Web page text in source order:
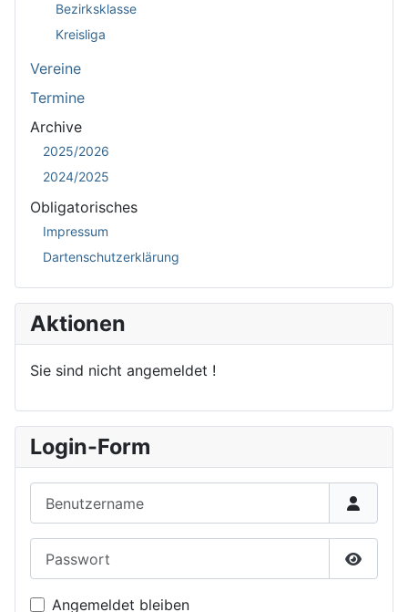
Bezirksklasse
Kreisliga
Vereine
Termine
Archive
2025/2026
2024/2025
Obligatorisches
Impressum
Dartenschutzerklärung
Aktionen
Sie sind nicht angemeldet !
Login-Form
Angemeldet bleiben